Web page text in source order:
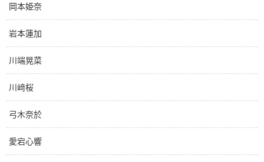
岡本姫奈
岩本蓮加
川端晃菜
川﨑桜
弓木奈於
愛宕心響